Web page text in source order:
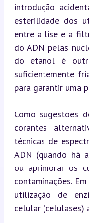
introdução
esterilidade dos
entre a lise e a
do ADN pelas
do etanol é
suficientemente
para garantir uma
Como sugestões
corantes
técnicas de
ADN (quando há
ou aprimorar os
contaminações.
utilização de
celular (celulases)